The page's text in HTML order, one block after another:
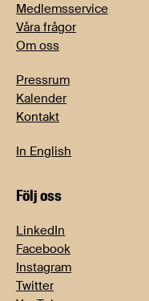
Medlemsservice
Våra frågor
Om oss
Pressrum
Kalender
Kontakt
In English
Följ oss
LinkedIn
Facebook
Instagram
Twitter